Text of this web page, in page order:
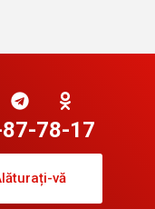
78-17
vă